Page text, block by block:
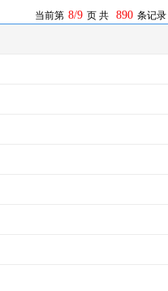
当前第 8/9 页 共 890 条记录